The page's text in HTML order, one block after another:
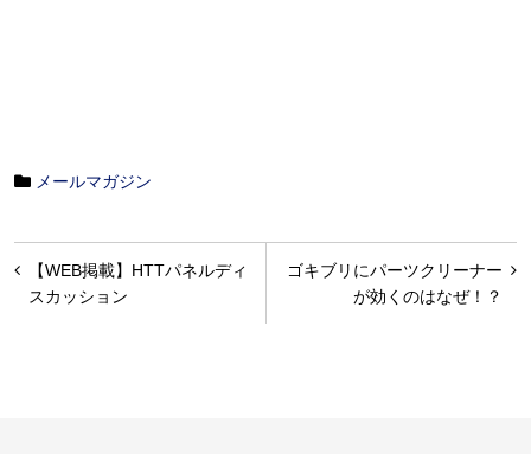
メールマガジン
投
稿
ゴキブリにパーツクリーナー
が効くのはなぜ！？
【WEB掲載】HTTパネルディ
スカッション